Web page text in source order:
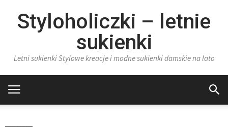
Styloholiczki – letnie
sukienki
Letni sukienki Stylowe kreacje i modne sukienki damskie na lato